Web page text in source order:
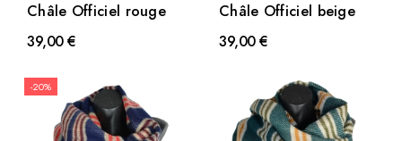
Châle Officiel rouge
39,00 €
Châle Officiel beige
39,00 €
-20%